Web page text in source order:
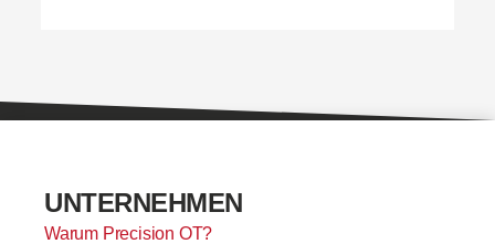
UNTERNEHMEN
Warum Precision OT?